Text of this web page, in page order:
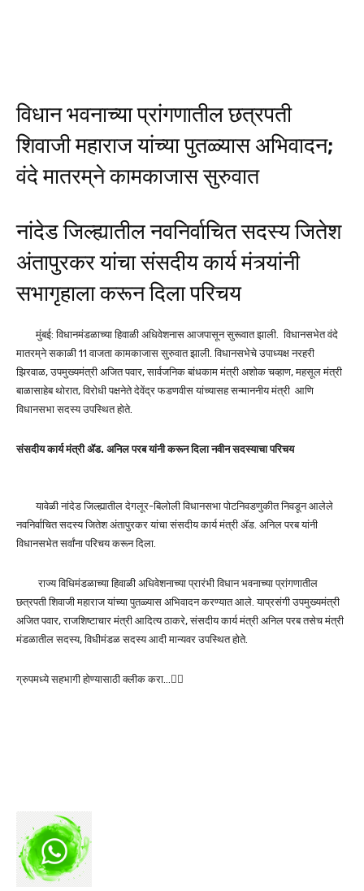
विधान भवनाच्या प्रांगणातील छत्रपती
शिवाजी महाराज यांच्या पुतळ्यास अभिवादन;
वंदे मातरम्‌ने कामकाजास सुरुवात
नांदेड जिल्ह्यातील नवनिर्वाचित सदस्य जितेश
अंतापुरकर यांचा संसदीय कार्य मंत्र्यांनी
सभागृहाला करून दिला परिचय
मुंबई: विधानमंडळाच्या हिवाळी अधिवेशनास आजपासून सुरूवात झाली. विधानसभेत वंदे
मातरम्‌ने सकाळी 11 वाजता कामकाजास सुरुवात झाली. विधानसभेचे उपाध्यक्ष नरहरी
झिरवाळ, उपमुख्यमंत्री अजित पवार, सार्वजनिक बांधकाम मंत्री अशोक चव्हाण, महसूल मंत्री
बाळासाहेब थोरात, विरोधी पक्षनेते देवेंद्र फडणवीस यांच्यासह सन्माननीय मंत्री आणि
विधानसभा सदस्य उपस्थित होते.
संसदीय कार्य मंत्री ॲड. अनिल परब यांनी करून दिला नवीन सदस्याचा परिचय
यावेळी नांदेड जिल्ह्यातील देगलूर-बिलोली विधानसभा पोटनिवडणुकीत निवडून आलेले
नवनिर्वाचित सदस्य जितेश अंतापुरकर यांचा संसदीय कार्य मंत्री ॲड. अनिल परब यांनी
विधानसभेत सर्वांना परिचय करून दिला.
राज्य विधिमंडळाच्या हिवाळी अधिवेशनाच्या प्रारंभी विधान भवनाच्या प्रांगणातील
छत्रपती शिवाजी महाराज यांच्या पुतळ्यास अभिवादन करण्यात आले. याप्रसंगी उपमुख्यमंत्री
अजित पवार, राजशिष्टाचार मंत्री आदित्य ठाकरे, संसदीय कार्य मंत्री अनिल परब तसेच मंत्री
मंडळातील सदस्य, विधीमंडळ सदस्य आदी मान्यवर उपस्थित होते.
ग्रुपमध्ये सहभागी होण्यासाठी क्लीक करा…👆🏻